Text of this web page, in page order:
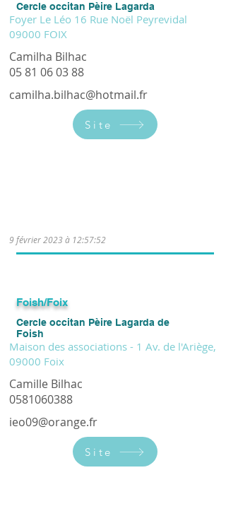
Cercle occitan Pèire Lagarda
Foyer Le Léo 16 Rue Noël Peyrevidal
09000 FOIX
Camilha Bilhac
05 81 06 03 88
camilha.bilhac@hotmail.fr
Site
9 février 2023 à 12:57:52
Foish/Foix
Cercle occitan Pèire Lagarda de
Foish
Maison des associations - 1 Av. de l'Ariège,
09000 Foix
Camille Bilhac
0581060388
ieo09@orange.fr
Site